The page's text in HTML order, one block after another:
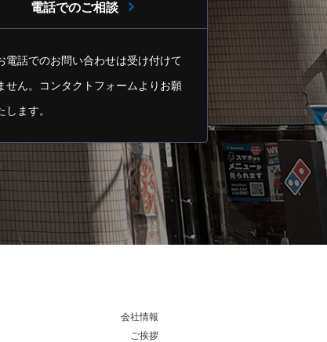
電話でのご相談
電話でのお問い合わせは受け付けて
せん。
コンタクトフォームよりお願
します。
会社情報
ご挨拶